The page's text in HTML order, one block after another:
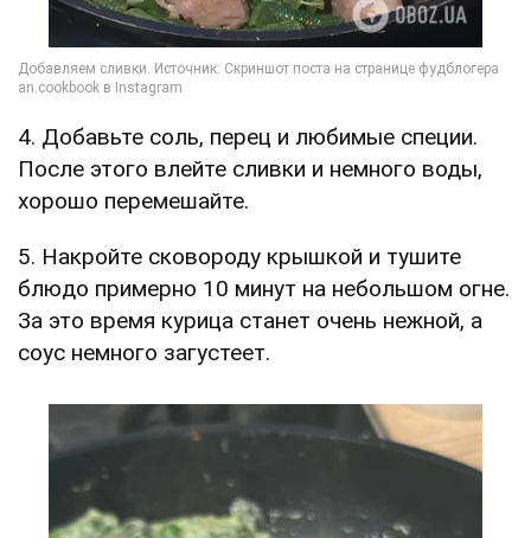
4. Добавьте соль, перец и любимые специи.
После этого влейте сливки и немного воды,
хорошо перемешайте.
5. Накройте сковороду крышкой и тушите
блюдо примерно 10 минут на небольшом огне.
За это время курица станет очень нежной, а
соус немного загустеет.